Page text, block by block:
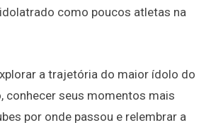
como poucos atletas na
a trajetória do maior ídolo do
conhecer seus momentos mais
por onde passou e relembrar a